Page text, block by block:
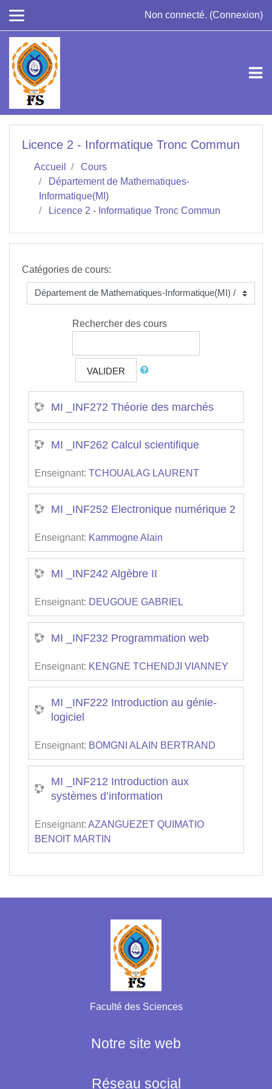
Non connecté. (Connexion)
Licence 2 - Informatique Tronc Commun
Accueil
Cours
Département de Mathematiques-
Informatique(MI)
Licence 2 - Informatique Tronc Commun
Catégories de cours:
Rechercher des cours
VALIDER
MI _INF272 Théorie des marchés
MI _INF262 Calcul scientifique
Enseignant: TCHOUALAG LAURENT
MI _INF252 Electronique numérique 2
Enseignant: Kammogne Alain
MI _INF242 Algèbre II
Enseignant: DEUGOUE GABRIEL
MI _INF232 Programmation web
Enseignant: KENGNE TCHENDJI VIANNEY
MI _INF222 Introduction au génie-
logiciel
Enseignant: BOMGNI ALAIN BERTRAND
MI _INF212 Introduction aux
systèmes d’information
Enseignant: AZANGUEZET QUIMATIO
BENOIT MARTIN
Faculté des Sciences
Notre site web
Réseau social